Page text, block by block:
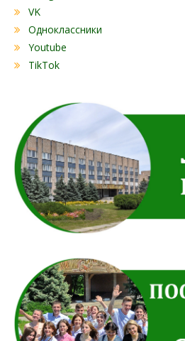
VK
Одноклассники
Youtube
TikTok